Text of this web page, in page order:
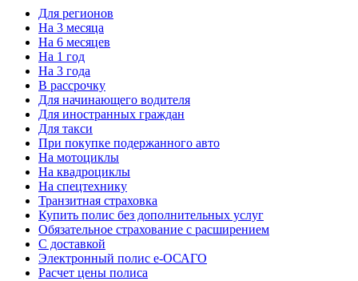
Для регионов
На 3 месяца
На 6 месяцев
На 1 год
На 3 года
В рассрочку
Для начинающего водителя
Для иностранных граждан
Для такси
При покупке подержанного авто
На мотоциклы
На квадроциклы
На спецтехнику
Транзитная страховка
Купить полис без дополнительных услуг
Обязательное страхование с расширением
С доставкой
Электронный полис е-ОСАГО
Расчет цены полиса